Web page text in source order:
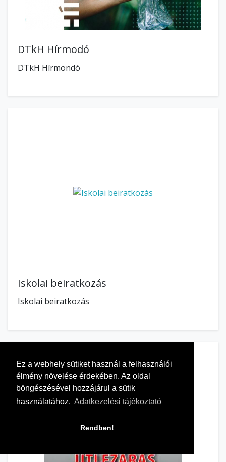
Ez a webhely sütiket használ a felhasználói
élmény növelése érdekében. Az oldal
böngészésével hozzájárul a sütik
használatához. Adatkezelési tájékoztató
Rendben!
DTkH Hírmodó
DTkH Hírmondó
Iskolai beiratkozás
Iskolai beiratkozás